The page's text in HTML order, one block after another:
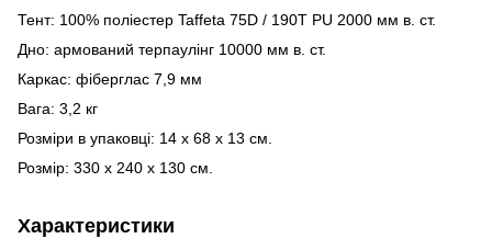
Тент: 100% поліестер Taffeta 75D / 190T PU 2000 мм в. ст.
Дно: армований терпаулінг 10000 мм в. ст.
Каркас: фіберглас 7,9 мм
Вага: 3,2 кг
Розміри в упаковці: 14 x 68 x 13 см.
Розмір: 330 х 240 х 130 см.
Характеристики